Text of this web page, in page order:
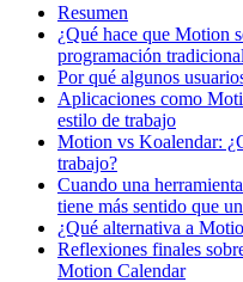
Resumen
¿Qué hace que Motion
programación
Por qué algunos
Aplicaciones como
estilo de trabajo
Motion vs Koalendar:
trabajo?
Cuando una
tiene más sentido que
¿Qué alternativa a
Reflexiones finales
Motion Calendar